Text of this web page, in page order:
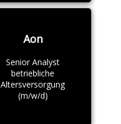
Aon
Senior Analyst
betriebliche
Altersversorgung
(m/w/d)